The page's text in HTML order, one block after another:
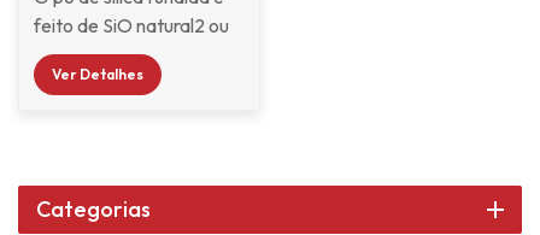
feito de SiO natural2 ou
SiO amorfo fundido2
após fusão e
quartzo por meio de
britagem, moagem de
Ver Detalhes
Categorias